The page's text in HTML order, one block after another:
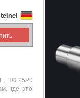
HG 2520
где это